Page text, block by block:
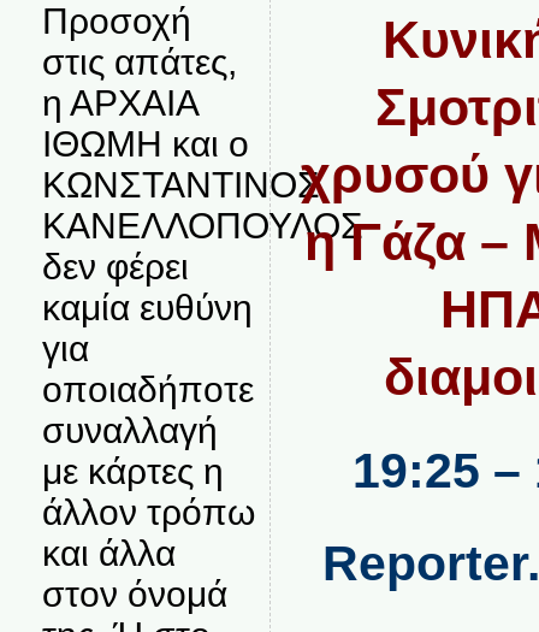
Προσοχή
στις απάτες,
η ΑΡΧΑΙΑ
ΙΘΩΜΗ και ο
ΚΩΝΣΤΑΝΤΙΝΟΣ
ΚΑΝΕΛΛΟΠΟΥΛΟΣ
δεν φέρει
καμία ευθύνη
για
οποιαδήποτε
συναλλαγή
με κάρτες η
άλλον τρόπω
και άλλα
στον όνομά
χρυσού
η Γάζα –
19:25